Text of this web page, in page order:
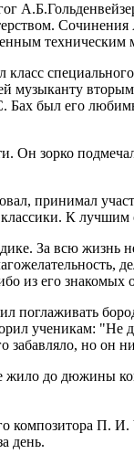
музыканту
Бах был его
Он зорко
принимал
К
За всю жизнь
из его
ученикам:
но он
до дюжины
П. И.
день.